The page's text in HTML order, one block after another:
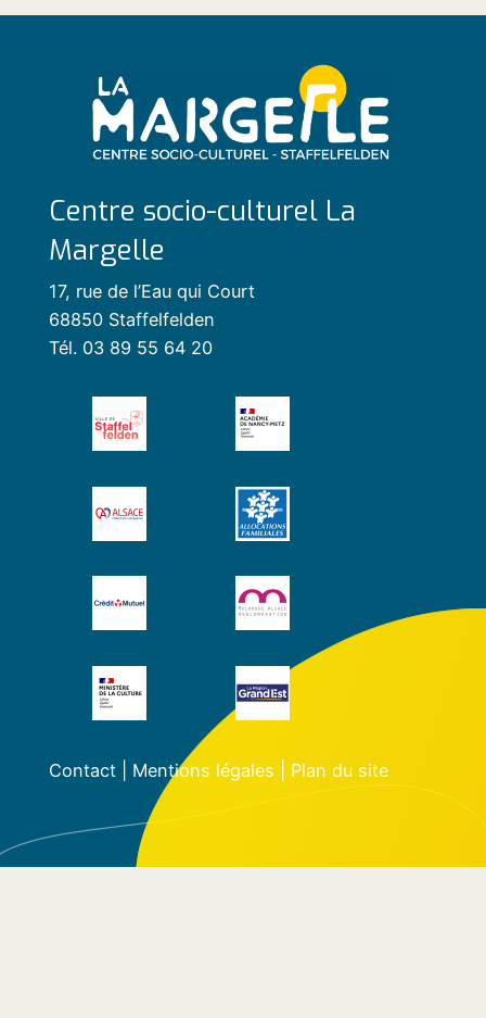
Centre socio-culturel La
Margelle
17, rue de l’Eau qui Court
68850 Staffelfelden
Tél. 03 89 55 64 20
Contact| Mentions légales Plan du site